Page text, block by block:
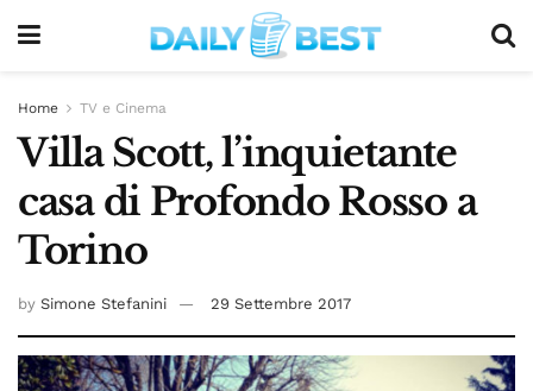
Home TV e Cinema
Villa Scott, l’inquietante
casa di Profondo Rosso a
Torino
by Simone Stefanini 29 Settembre 2017